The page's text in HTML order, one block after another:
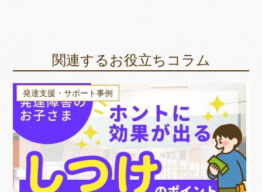
関連するお役立ちコラム
発達支援・サポート事例